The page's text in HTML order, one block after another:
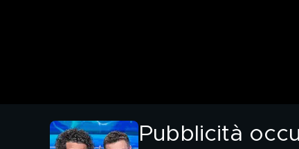
Pubblicità